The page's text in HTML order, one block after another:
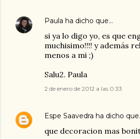
Paula ha dicho que…
si ya lo digo yo, es que
muchisimo!!!! y además
menos a mi ;)
Salu2. Paula
2 de enero de 2012 a las 0:33
Espe Saavedra ha dicho
que decoracion mas